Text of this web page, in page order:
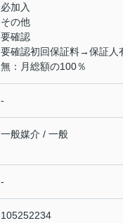
必加入
その他
要確認
要確認初回保証料→保証
無：月総額の100％
-
一般媒介 / 一般
-
105252234